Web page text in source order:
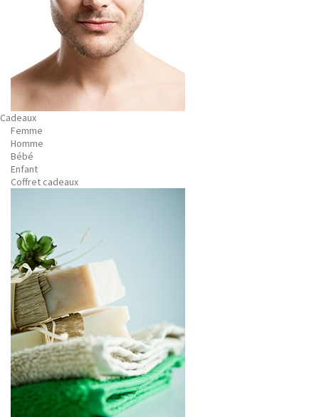
Cadeaux
Femme
Homme
Bébé
Enfant
Coffret cadeaux